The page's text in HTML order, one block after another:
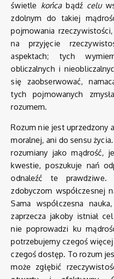
świetle końcabądź celu
zdolnym do takiej
pojmowania
na przyjęcie
aspektach; tych
obliczalnych i
się zaobserwować,
tych pojmowanych
rozumem.
Rozum nie jest uprzedzony
moralnej, ani do sensu
rozumiany jako mądrość,
kwestie, poszukuje nań
odnaleźć te prawdziwe.
zdobyczom współczesnej
Sama współczesna
zaprzecza jakoby istniał
nie poprowadzi ku
potrzebujemy czegoś
czegoś dostęp. To rozum
może zgłębić